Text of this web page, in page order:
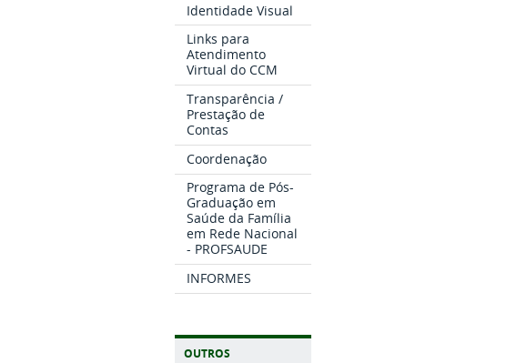
Identidade Visual
Links para
Atendimento
Virtual do CCM
Transparência /
Prestação de
Contas
Coordenação
Programa de Pós-
Graduação em
Saúde da Família
em Rede Nacional
- PROFSAUDE
INFORMES
OUTROS